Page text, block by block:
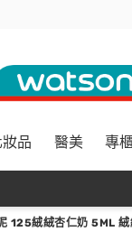
品 醫美 專
125絨絨杏仁奶 5ML